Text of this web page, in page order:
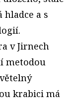
hladce a s
v Jirnech
metodou
krabici má